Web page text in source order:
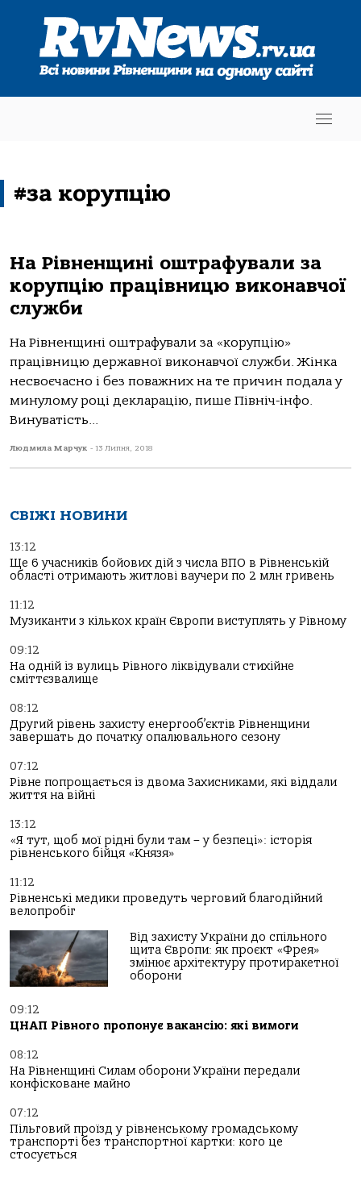
#за корупцію
На Рівненщині оштрафували за
корупцію працівницю виконавчої
служби
На Рівненщині оштрафували за «корупцію»
працівницю державної виконавчої служби. Жінка
несвоєчасно і без поважних на те причин подала у
минулому році декларацію, пише Північ-інфо.
Винуватість...
Людмила Марчук - 13 Липня, 2018
СВІЖІ НОВИНИ
13:12
Ще 6 учасників бойових дій з числа ВПО в Рівненській
області отримають житлові ваучери по 2 млн гривень
11:12
Музиканти з кількох країн Європи виступлять у Рівному
09:12
На одній із вулиць Рівного ліквідували стихійне
сміттєзвалище
08:12
Другий рівень захисту енергооб’єктів Рівненщини
завершать до початку опалювального сезону
07:12
Рівне попрощається із двома Захисниками, які віддали
життя на війні
13:12
«Я тут, щоб мої рідні були там – у безпеці»: історія
рівненського бійця «Князя»
11:12
Рівненські медики проведуть черговий благодійний
велопробіг
Від захисту України до спільного
щита Європи: як проєкт «Фрея»
змінює архітектуру протиракетної
оборони
09:12
ЦНАП Рівного пропонує вакансію: які вимоги
08:12
На Рівненщині Силам оборони України передали
конфісковане майно
07:12
Пільговий проїзд у рівненському громадському
транспорті без транспортної картки: кого це
стосується